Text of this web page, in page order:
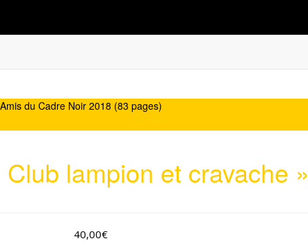
du Cadre Noir 2018 (83 pages)
lampion et cravache »
40,00€